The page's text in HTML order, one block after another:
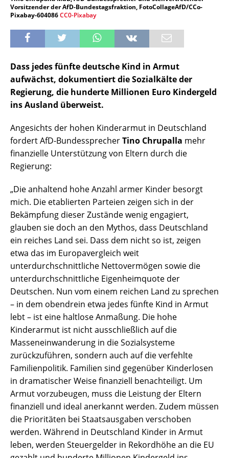
Vorsitzender der AfD-Bundestagsfraktion, FotoCollageAfD/CCo-
Pixabay-604086CC0-Pixabay
Dass jedes fünfte deutsche Kind in Armut
aufwächst, dokumentiert die Sozialkälte der
Regierung, die hunderte Millionen Euro Kindergeld
ins Ausland überweist.
Angesichts der hohen Kinderarmut in Deutschland
fordert AfD-BundessprecherTino Chrupalla mehr
finanzielle Unterstützung von Eltern durch die
Regierung:
„Die anhaltend hohe Anzahl armer Kinder besorgt
mich. Die etablierten Parteien zeigen sich in der
Bekämpfung dieser Zustände wenig engagiert,
glauben sie doch an den Mythos, dass Deutschland
ein reiches Land sei. Dass dem nicht so ist, zeigen
etwa das im Europavergleich weit
unterdurchschnittliche Nettovermögen sowie die
unterdurchschnittliche Eigenheimquote der
Deutschen. Nun vom einem reichen Land zu sprechen
– in dem obendrein etwa jedes fünfte Kind in Armut
lebt – ist eine haltlose Anmaßung. Die hohe
Kinderarmut ist nicht ausschließlich auf die
Masseneinwanderung in die Sozialsysteme
zurückzuführen, sondern auch auf die verfehlte
Familienpolitik. Familien sind gegenüber Kinderlosen
in dramatischer Weise finanziell benachteiligt. Um
Armut vorzubeugen, muss die Leistung der Eltern
finanziell und ideal anerkannt werden. Zudem müssen
die Prioritäten bei Staatsausgaben verschoben
werden. Während in Deutschland Kinder in Armut
leben, werden Steuergelder in Rekordhöhe an die EU